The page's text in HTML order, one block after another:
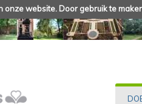
website. Door gebruik te